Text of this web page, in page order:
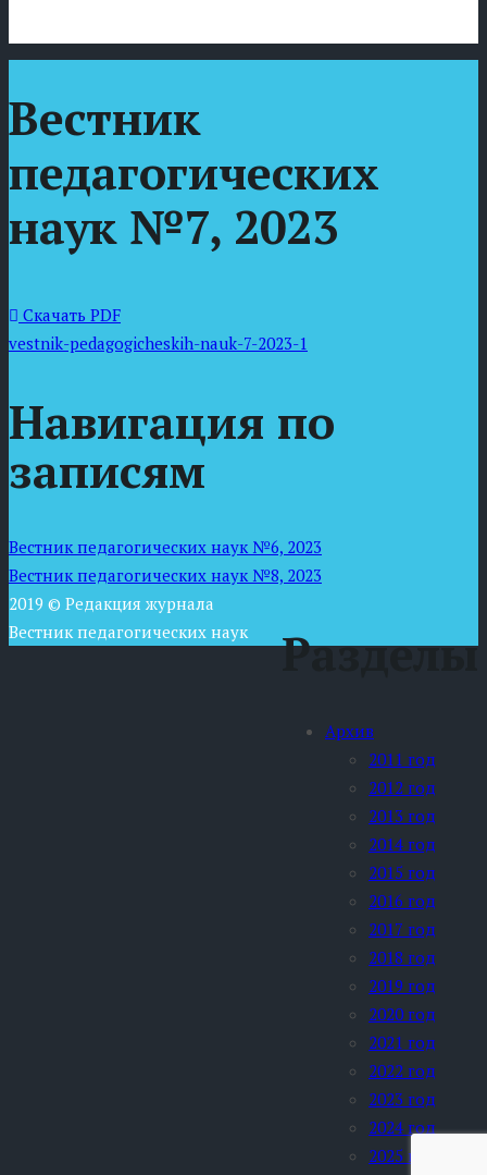
Вестник
педагогических
наук №7, 2023
Скачать PDF
vestnik-pedagogicheskih-nauk-7-2023-1
Навигация по
записям
Вестник педагогических наук №6, 2023
Вестник педагогических наук №8, 2023
Разделы
Архив
2011 год
2012 год
2013 год
2014 год
2015 год
2016 год
2017 год
2018 год
2019 год
2020 год
2021 год
2022 год
2023 год
2024 год
2025 год
2019 © Редакция журнала
Вестник педагогических наук